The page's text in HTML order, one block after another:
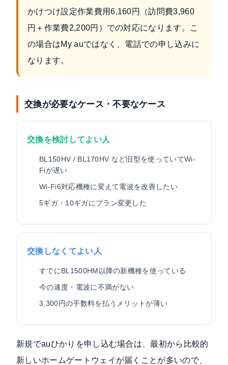
かけつけ設定作業費用6,160円（訪問費3,960
円＋作業費2,200円）での対応になります。こ
の場合はMy auではなく、電話での申し込みに
なります。
交換が必要なケース・不要なケース
交換を検討してよい人
BL150HV / BL170HV など旧型を使っていてWi-
Fiが遅い
Wi-Fi6対応機種に変えて電波を改善したい
5ギガ・10ギガにプラン変更した
交換しなくてよい人
すでにBL1500HM以降の新機種を使っている
今の速度・電波に不満がない
3,300円の手数料を払うメリットが薄い
新規でauひかりを申し込む場合は、最初から比較的
新しいホームゲートウェイが届くことが多いので、